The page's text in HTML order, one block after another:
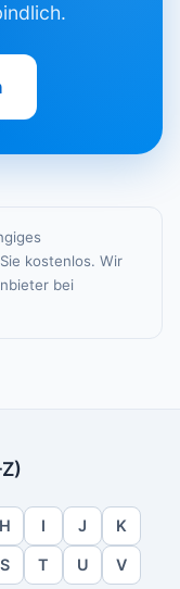
kostenlos. Wir
bei
H I J K
S T U V